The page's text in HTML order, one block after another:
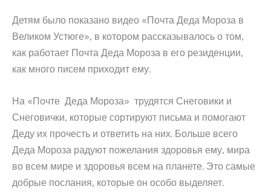
Детям было показано видео «Почта Деда Мороза в
Великом Устюге», в котором рассказывалось о том,
как работает Почта Деда Мороза в его резиденции,
как много писем приходит ему.
На «Почте Деда Мороза» трудятся Снеговики и
Снеговички, которые сортируют письма и помогают
Деду их прочесть и ответить на них. Больше всего
Деда Мороза радуют пожелания здоровья ему, мира
во всем мире и здоровья всем на планете. Это самые
добрые послания, которые он особо выделяет.